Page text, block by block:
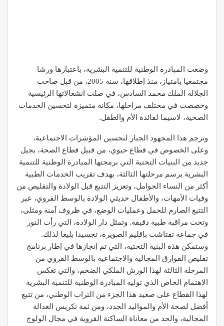
وضعت المبادرة الوطنية للتنمية البشرية، باعتبارها ورشا
مجتمعيا بامتياز، منذ إطلاقها، سنة 2005، من قبل صاحب
الجلالة الملك محمد السادس، في صلب انشغالاتها الرئيسية
وخصصت في مختلف مراحلها، مكانة متميزة لتحسين الخدمات
الصحية، لاسيما لفائدة الأم والطفل.
وترجم هذا المجهود الجبار لتحسين المؤشرات الاجتماعية،
وعلى الخصوص في قطاع حيوي، من قبيل قطاع الصحة، بجيل
جديد من البنيات التحتية التي برمجتها المبادرة الوطنية للتنمية
البشرية برسم مرحلتها الثالثة، بهدف تقريب الخدمات الطبية
أكثر من النساء الحوامل، وتعزيز التتبع قبل الولادة والتقليص من
وفيات الأمهات، والأطفال حديثي الولادة بالوسط القروي، عبر
التتبع الصارم للحمل وعمليات الوضع، في ظروف آمنة ومثلى،
وتحت مراقبة طبية دقيقة. وتمثل دار الولادة، التي رأت النور
في جماعة تفتاشت بإقليم الصويرة، تجسيدا بليغا لذلك.
وستمكن هذه البنية التحتية، التي تم إنجازها في إطار برنامج
تقليص الفوارق المجالية والاجتماعية بالوسط القروي من
المرحلة الثالثة لهذا الورش الملكي الضخم، والتي تعكس
الاهتمام الخاص الذي توليه المبادرة الوطنية للتنمية البشرية
لهذا القطاع على صعيد هذا الجزء من التراب الوطني، من تتبع
أفضل لصحة الأم والمواليد الجدد، ومن ثمة تكريس العدالة
المجالية، والحد من معاناة الساكنة القروية في مجال الولوج